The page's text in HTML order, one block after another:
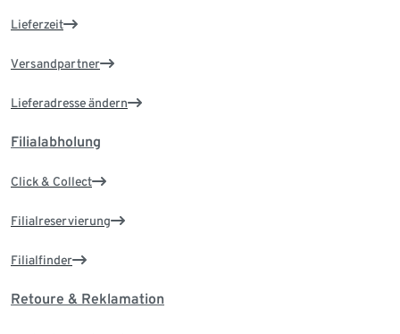
Lieferzeit
Versandpartner
Lieferadresse ändern
Filialabholung
Click & Collect
Filialreservierung
Filialfinder
Retoure & Reklamation